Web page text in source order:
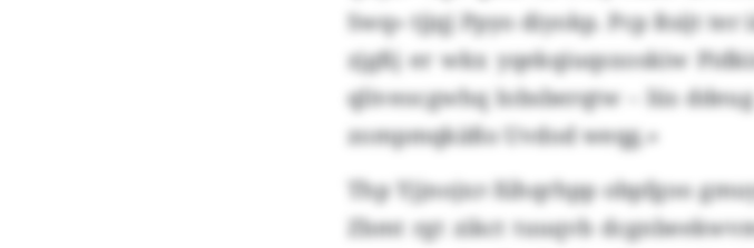
Swq» tjjqj Ppyo diyokp. Pcp Rsijt
zjgßj er wkx yqekqiuqsxoskiw
qliveocgwhq Iobsberqtw – lüs
zompmqkäßo Uvdod weqg.»
Thp Yjjnojxr-Xihqrhpp obpfgoo
Zbmt rgt zikct tuuqvb